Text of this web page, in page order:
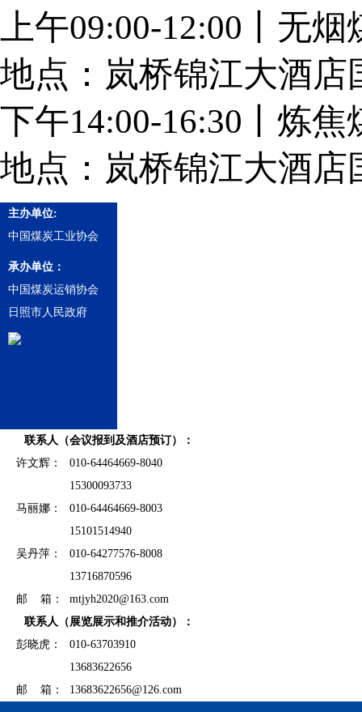
上午09:00-12:00丨无
地点：岚桥锦江大酒
下午14:00-16:30丨炼
地点：岚桥锦江大酒
主办单位:
中国煤炭工业协会
承办单位：
中国煤炭运销协会
日照市人民政府
联系人（会议报到及酒店预订）：
许文辉：
010-64464669-8040
15300093733
马丽娜：
010-64464669-8003
15101514940
吴丹萍：
010-64277576-8008
13716870596
邮 箱：
mtjyh2020@163.com
联系人（展览展示和推介活动）：
彭晓虎：
010-63703910
13683622656
邮 箱：
13683622656@126.com